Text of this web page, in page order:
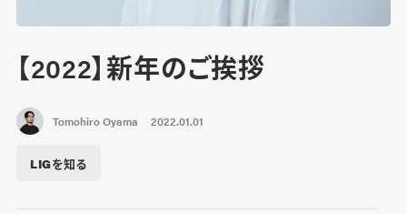
【2022】新年のご挨拶
Tomohiro Oyama 2022.01.01
LIGを知る